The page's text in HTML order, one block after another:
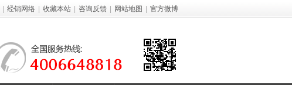
经销网络 收藏本站 咨询反馈 网站地图 官方微博